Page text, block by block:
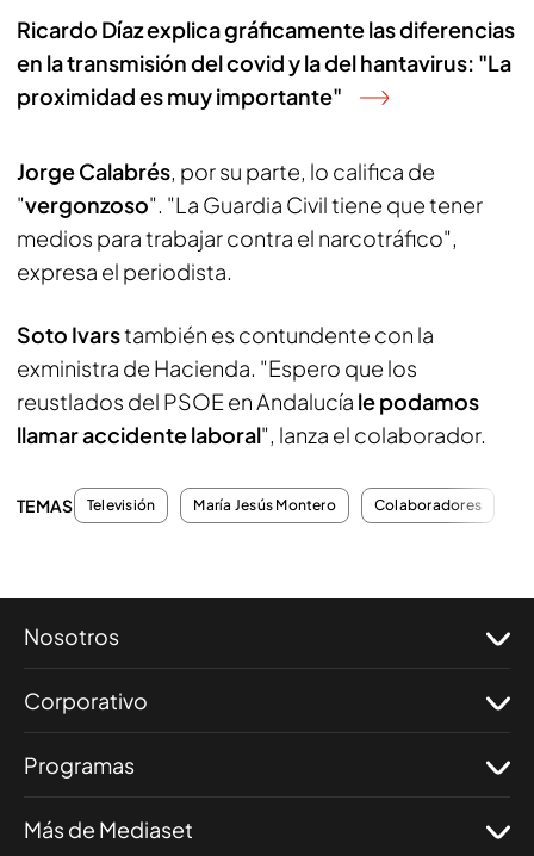
Ricardo Díaz explica gráficamente las diferencias
en la transmisión del covid y la del hantavirus: "La
proximidad es muy importante"
Jorge Calabrés, por su parte, lo califica de
"vergonzoso". "La Guardia Civil tiene que tener
medios para trabajar contra el narcotráfico",
expresa el periodista.
Soto Ivarstambién es contundente con la
exministra de Hacienda. "Espero que los
reustlados del PSOE en Andalucía le podamos
llamar accidente laboral", lanza el colaborador.
TEMAS Televisión María Jesús Montero Colaboradores
Nosotros
Corporativo
Programas
Más de Mediaset